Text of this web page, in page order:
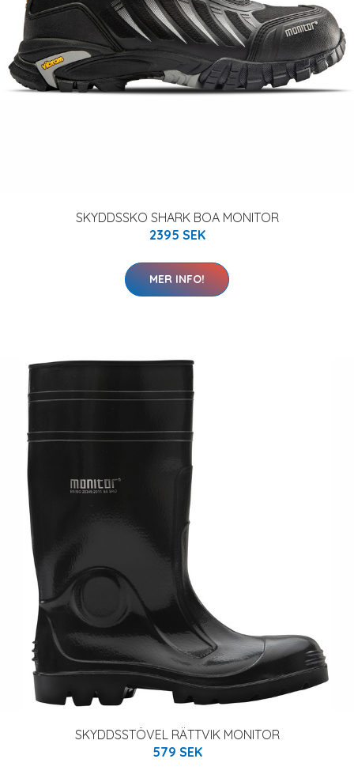
SKYDDSSKO SHARK BOA MONITOR
2395 SEK
MER INFO!
SKYDDSSTÖVEL RÄTTVIK MONITOR
579 SEK